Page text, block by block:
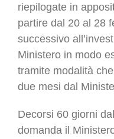
riepilogate in
partire dal 20 al 28
successivo
Ministero in modo
tramite modalità
due mesi dal
Decorsi 60 giorni
domanda il